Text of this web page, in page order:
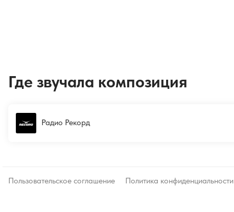
Где звучала композиция
Радио Рекорд
Пользовательское соглашение Политика конфиденциальности